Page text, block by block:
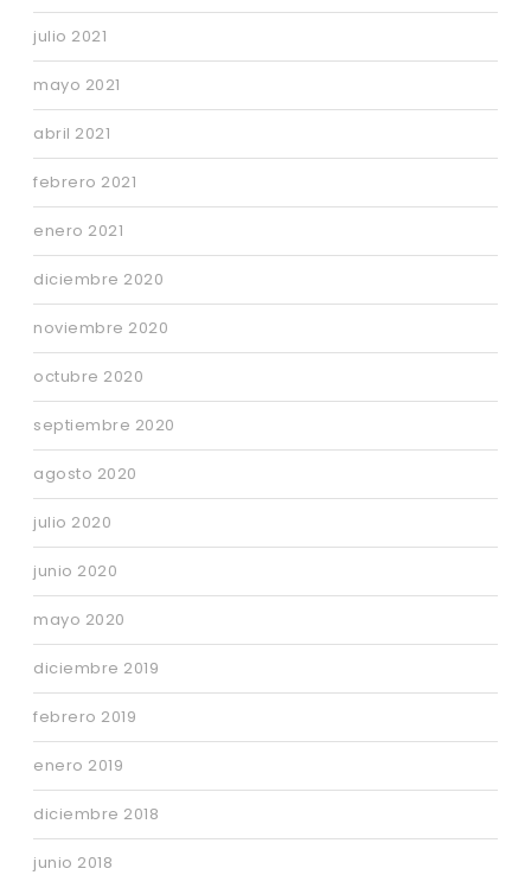
julio 2021
mayo 2021
abril 2021
febrero 2021
enero 2021
diciembre 2020
noviembre 2020
octubre 2020
septiembre 2020
agosto 2020
julio 2020
junio 2020
mayo 2020
diciembre 2019
febrero 2019
enero 2019
diciembre 2018
junio 2018